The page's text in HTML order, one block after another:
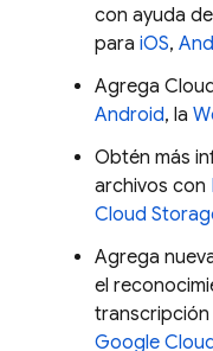
con ayuda
para iOS,
Agrega
Android, la
Obtén más
archivos con
Cloud
Agrega
el
Google